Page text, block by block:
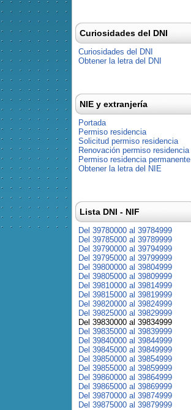
Curiosidades del DNI
Curiosidades del DNI
Obtener la letra del DNI
NIE y extranjería
Portada
Permiso residencia
Solicitud permiso residencia
Renovación permiso residencia
Permiso residencia permanente
Obtener la letra del NIE
Lista DNI - NIF
Del 39780000 al 39784999
Del 39785000 al 39789999
Del 39790000 al 39794999
Del 39795000 al 39799999
Del 39800000 al 39804999
Del 39805000 al 39809999
Del 39810000 al 39814999
Del 39815000 al 39819999
Del 39820000 al 39824999
Del 39825000 al 39829999
Del 39830000 al 39834999
Del 39835000 al 39839999
Del 39840000 al 39844999
Del 39845000 al 39849999
Del 39850000 al 39854999
Del 39855000 al 39859999
Del 39860000 al 39864999
Del 39865000 al 39869999
Del 39870000 al 39874999
Del 39875000 al 39879999